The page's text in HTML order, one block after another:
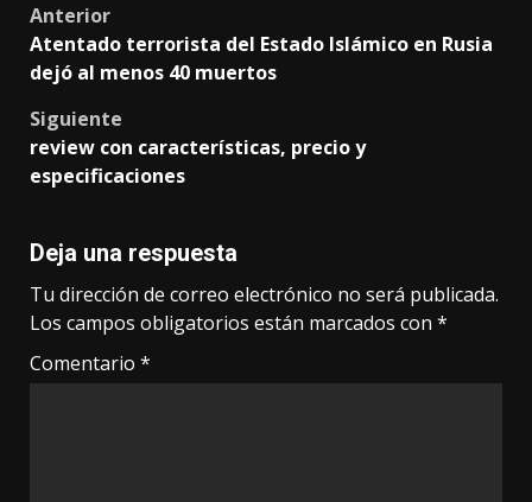
Post
navigation
Anterior
Atentado terrorista del Estado Islámico en Rusia
dejó al menos 40 muertos
Siguiente
review con características, precio y
especificaciones
Deja una respuesta
Tu dirección de correo electrónico no será publicada.
Los campos obligatorios están marcados con *
Comentario *